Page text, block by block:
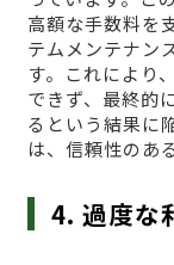
高額な手数料を
テムメンテナン
す。これにより
できず、最終的
るという結果に
は、信頼性のあ
4. 過度な